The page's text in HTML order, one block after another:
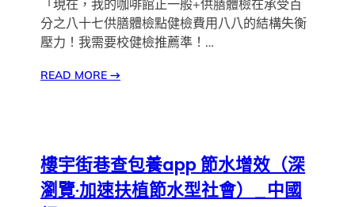
「現在，我的咖啡館正一般+供膳體檢在承受百
分之八十七供膳體檢點健檢費用八八的結構失衡
壓力！我需要校健檢推薦準！…
READ MORE→
樓宇街巷查包養app 節水增效（深
瀏覽·加速扶植節水型社會）_中國